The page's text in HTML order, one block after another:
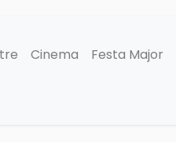
Cinema Festa Major